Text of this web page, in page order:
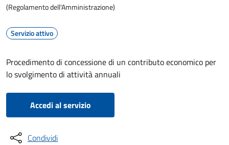
(Regolamento dell'Amministrazione)
Servizio attivo
Procedimento di concessione di un contributo economico per
lo svolgimento di attività annuali
Accedi al servizio
Condividi